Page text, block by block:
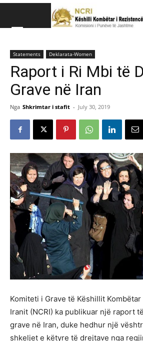
Këshillit Kombëtar të
Statements Deklarata-Women
Raport i Ri Mbi të
Grave në Iran
Nga Shkrimtar i stafit - July 30, 2019
Komiteti i Grave të Këshillit
Iranit (NCRI) ka publikuar një raport
grave në Iran, duke hedhur një
shkeljet e këtyre të drejtave nga